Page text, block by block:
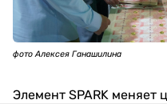
фото Алексея Ганашилина
Элемент SPARK меняет